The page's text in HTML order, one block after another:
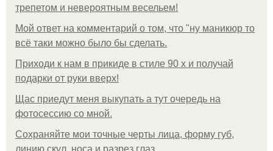
трепетом и невероятным весельем!
Мой ответ на комментарий о том, что "ну маникюр то
всё таки можно было бы сделать.
Приходи к нам в прикиде в стиле 90 х и получай
подарки от руки вверх!
Щас приедут меня выкупать а тут очередь на
фотосессию со мной.
Сохраняйте мои точные черты лица, форму губ,
линию скул, носа и разрез глаз.